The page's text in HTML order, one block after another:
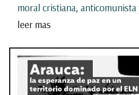
moral cristiana,
leer mas